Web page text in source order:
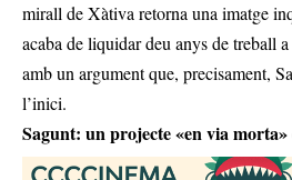
mirall de Xàtiva retorna una imatge
acaba de liquidar deu anys de treball
amb un argument que, precisament,
l’inici.
Sagunt: un projecte «en via morta»